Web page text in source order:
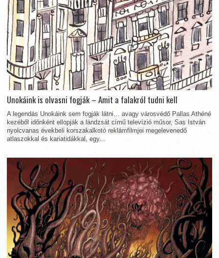
Unokáink is olvasni fogják – Amit a falakról tudni kell
A legendás Unokáink sem fogják látni… avagy városvédő Pallas Athéné
kezéből időnként ellopják a lándzsát című televízió műsor, Sas István
nyolcvanas évekbeli korszakalkotó reklámfilmjei megelevenedő
atlaszokkal és kariatidákkal, egy...